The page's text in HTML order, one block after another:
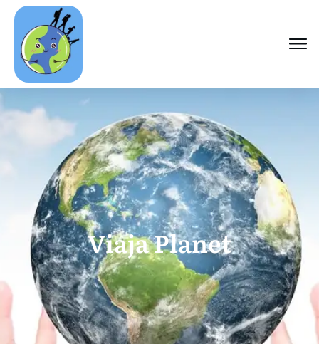
Viaja Planet